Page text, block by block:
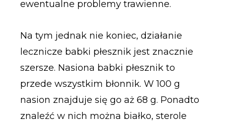
ewentualne problemy trawienne.
Na tym jednak nie koniec, działanie
lecznicze babki płesznik jest znacznie
szersze. Nasiona babki płesznik to
przede wszystkim błonnik. W 100 g
nasion znajduje się go aż 68 g. Ponadto
znaleźć w nich można białko, sterole